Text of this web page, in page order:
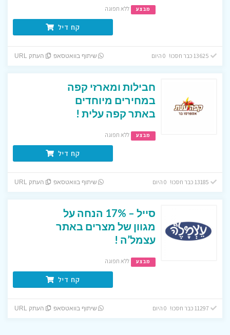
מבצע ללא תפוגה
קח דיל
שיתוף בוואטסאפ העתק URL
חבילות ומארזי קפה
במחירים מיוחדים
באתר קפה עלית !
מבצע ללא תפוגה
קח דיל
שיתוף בוואטסאפ העתק URL
סייל – 17% הנחה על
מגוון של מצרים באתר
עצמל’ה !
מבצע ללא תפוגה
קח דיל
שיתוף בוואטסאפ העתק URL